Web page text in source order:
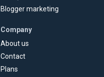
Blogger marketing
Company
About us
Contact
Plans